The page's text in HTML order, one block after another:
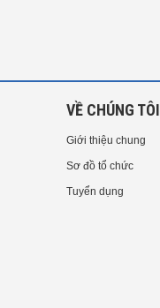
VỀ CHÚNG TÔI
Giới thiệu chung
Sơ đồ tổ chức
Tuyển dụng